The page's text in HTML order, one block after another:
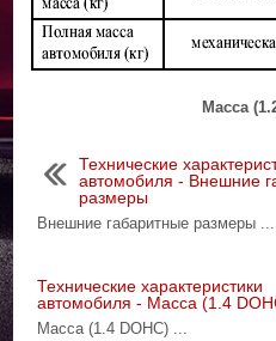
Масса
Технические
автомобиля - Внешние
размеры
Внешние габаритные размеры ...
Технические характеристики
автомобиля - Масса (1.4
Масса (1.4 DOHC) ...